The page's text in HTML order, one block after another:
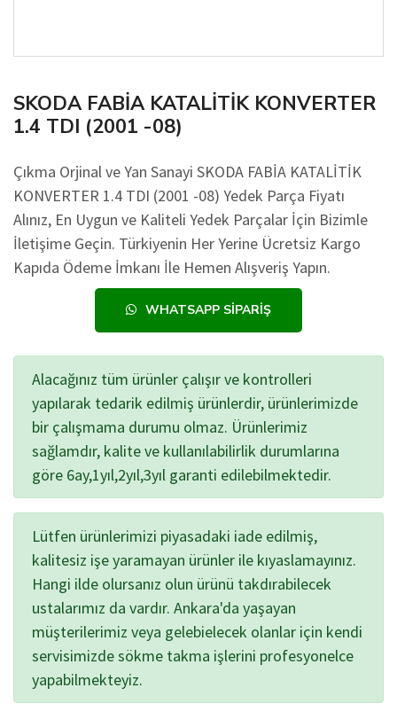
SKODA FABİA KATALİTİK KONVERTER
1.4 TDI (2001 -08)
Çıkma Orjinal ve Yan Sanayi SKODA FABİA KATALİTİK
KONVERTER 1.4 TDI (2001 -08) Yedek Parça Fiyatı
Alınız, En Uygun ve Kaliteli Yedek Parçalar İçin Bizimle
İletişime Geçin. Türkiyenin Her Yerine Ücretsiz Kargo
Kapıda Ödeme İmkanı İle Hemen Alışveriş Yapın.
WHATSAPP SIPARIŞ
Alacağınız tüm ürünler çalışır ve kontrolleri
yapılarak tedarik edilmiş ürünlerdir, ürünlerimizde
bir çalışmama durumu olmaz. Ürünlerimiz
sağlamdır, kalite ve kullanılabilirlik durumlarına
göre 6ay,1yıl,2yıl,3yıl garanti edilebilmektedir.
Lütfen ürünlerimizi piyasadaki iade edilmiş,
kalitesiz işe yaramayan ürünler ile kıyaslamayınız.
Hangi ilde olursanız olun ürünü takdırabilecek
ustalarımız da vardır. Ankara'da yaşayan
müşterilerimiz veya gelebielecek olanlar için kendi
servisimizde sökme takma işlerini profesyonelce
yapabilmekteyiz.